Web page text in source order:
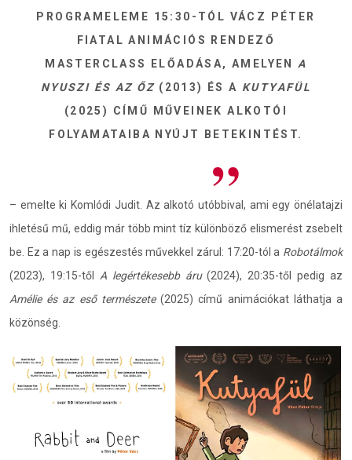
PROGRAMELEME 15:30-TÓL VÁCZ PÉTER
FIATAL ANIMÁCIÓS RENDEZŐ
MASTERCLASS ELŐADÁSA, AMELYEN A
NYUSZI ÉS AZ ŐZ(2013) ÉS A KUTYAFÜL
(2025) CÍMŰ MŰVEINEK ALKOTÓI
FOLYAMATAIBA NYÚJT BETEKINTÉST.
– emelte ki Komlódi Judit. Az alkotó utóbbival, ami egy önélatajzi
ihletésű mű, eddig már több mint tíz különböző elismerést zsebelt
be. Ez a nap is egészestés művekkel zárul: 17:20-tól a Robotálmok
(2023), 19:15-től A legértékesebb áru(2024), 20:35-től pedig az
Amélie és az eső természete(2025) című animációkat láthatja a
közönség.